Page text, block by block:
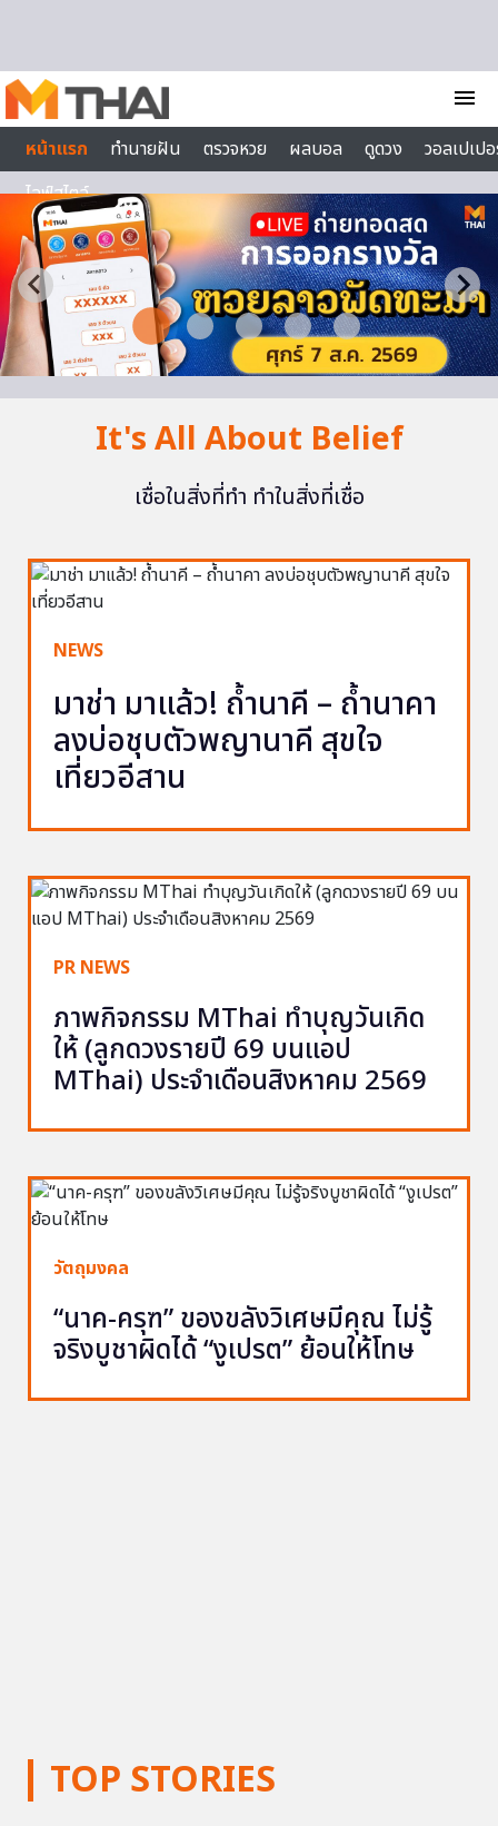
menu
หน้าแรก
ทำนายฝัน ตรวจหวย ผลบอล ดูดวง
วอลเปเป
ไลฟ์สไตล์
It's All About Belief
เชื่อในสิ่งที่ทำ ทำในสิ่งที่เชื่อ
TOP STORIES
NEWS
มาช่า มาแล้ว! ถ้ำนาคี – ถ้ำนาคา
ลงบ่อชุบตัวพญานาคี สุขใจ
เที่ยวอีสาน
PR NEWS
ภาพกิจกรรม MThai ทำบุญวันเกิด
ให้ (ลูกดวงรายปี 69 บนแอป
MThai) ประจำเดือนสิงหาคม 2569
วัตถุมงคล
“นาค-ครุฑ” ของขลังวิเศษมีคุณ ไม่รู้
จริงบูชาผิดได้ “งูเปรต” ย้อนให้โทษ